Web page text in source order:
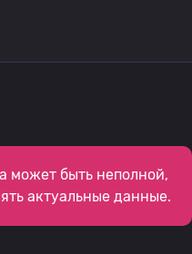
быть неполной,
актуальные данные.